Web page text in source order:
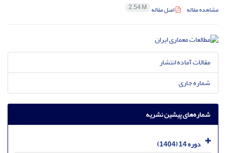
مشاهده مقاله اصل مقاله 2.54 M
مقالات آماده انتشار
شماره جاری
شماره‌های پیشین نشریه
دوره 14 (1404)